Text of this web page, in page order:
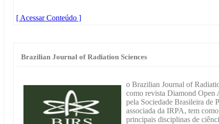
[ Acessar Conteúdo ]
Brazilian Journal of Radiation Sciences
o Brazilian Journal of
como revista Diamond Open
pela Sociedade Brasileira de
associada da IRPA, tem
principais disciplinas de